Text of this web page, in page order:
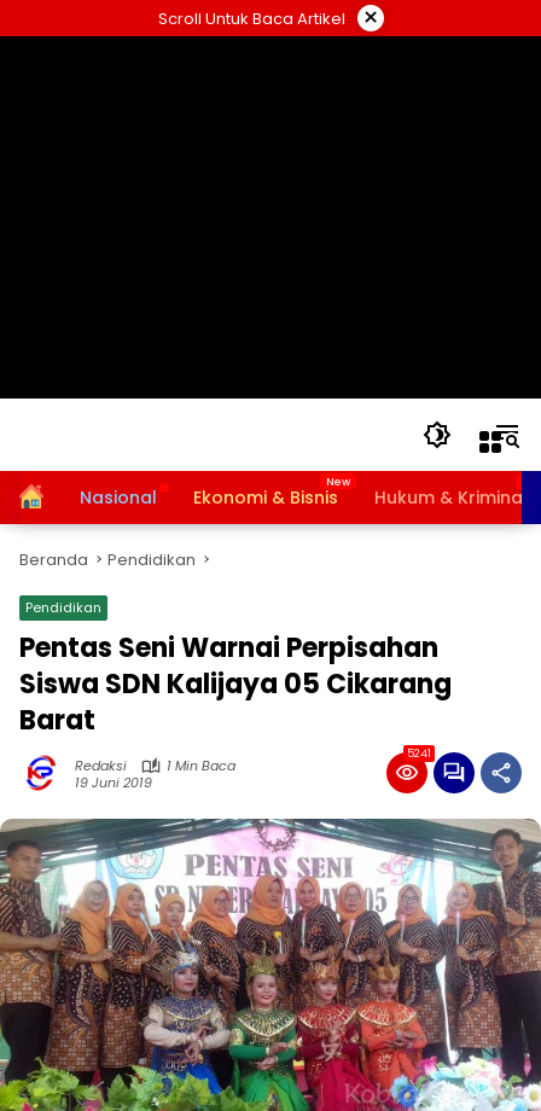
ke
Scroll Untuk Baca Artikel ×
HomeNasional Ekonomi & Bisnis Hukum & Kriminal
Beranda Pendidikan
Pendidikan
Pentas Seni Warnai Perpisahan
Siswa SDN Kalijaya 05 Cikarang
Barat
Redaksi
1 Min Baca
19 Juni 2019
5241